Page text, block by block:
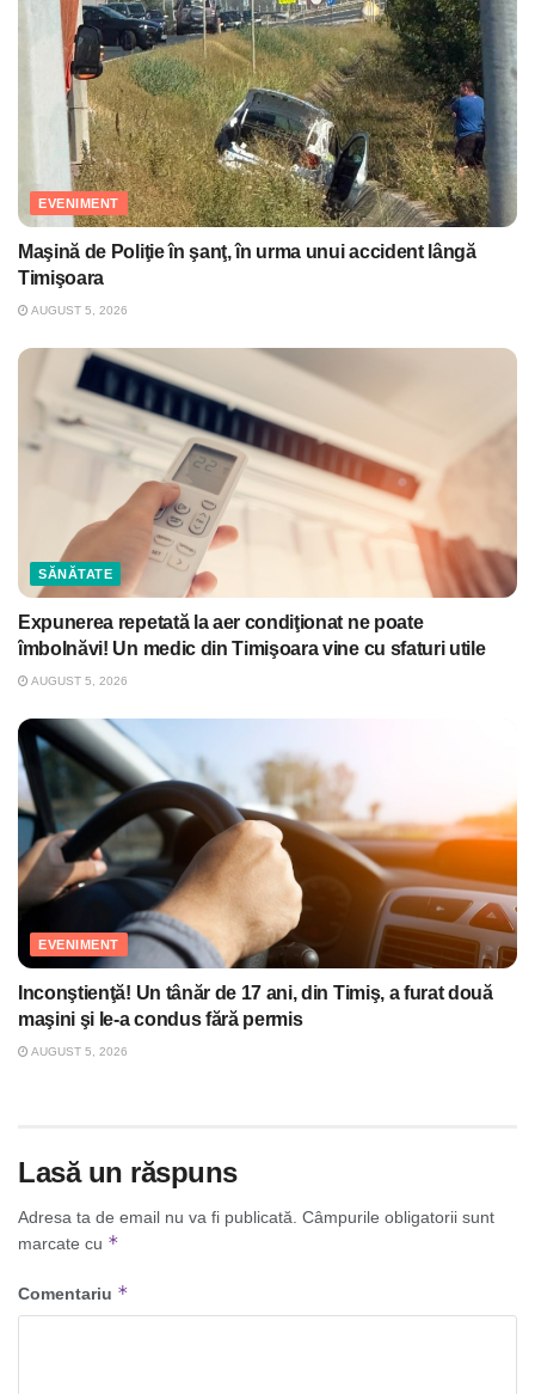
EVENIMENT
Maşină de Poliţie în şanţ, în urma unui accident lângă
Timişoara
AUGUST 5, 2026
SĂNĂTATE
Expunerea repetată la aer condiţionat ne poate
îmbolnăvi! Un medic din Timişoara vine cu sfaturi utile
AUGUST 5, 2026
EVENIMENT
Inconştienţă! Un tânăr de 17 ani, din Timiş, a furat două
maşini şi le-a condus fără permis
AUGUST 5, 2026
Lasă un răspuns
Adresa ta de email nu va fi publicată. Câmpurile obligatorii sunt
marcate cu *
Comentariu *